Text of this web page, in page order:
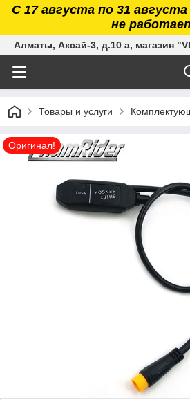
С 17 августа по 31
не
Алматы, Аксай-3, д.10 а, магазин
Товары и услуги
Оригинал!